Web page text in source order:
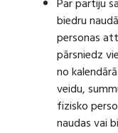
biedru
personas
pārsniedz
no
veidu,
fizisko
naudas vai